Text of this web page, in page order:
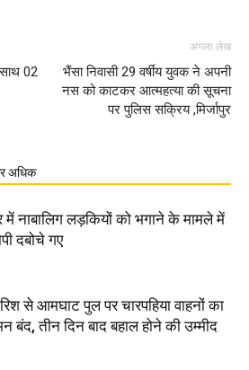
02
अगला लेख
भैंसा निवासी 29 वर्षीय युवक ने अपनी
नस को काटकर आत्महत्या की सूचना
पर पुलिस सक्रिय ,मिर्जापुर
अधिक
में नाबालिग लड़कियों को भगाने के मामले में
दबोचे गए
से आमघाट पुल पर चारपहिया वाहनों का
बंद, तीन दिन बाद बहाल होने की उम्मीद